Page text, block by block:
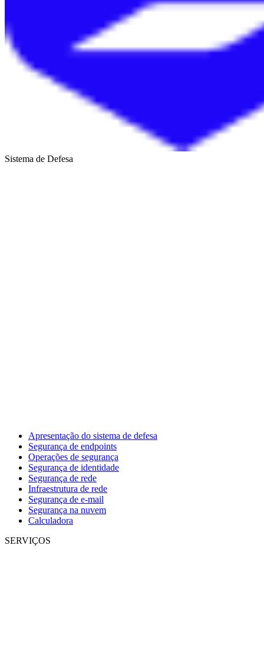
Sistema de Defesa
Apresentação do sistema de defesa
Segurança de endpoints
Operações de segurança
Segurança de identidade
Segurança de rede
Infraestrutura de rede
Segurança de e-mail
Segurança na nuvem
Calculadora
SERVIÇOS